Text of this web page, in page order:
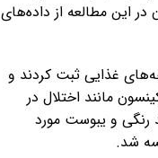
این مطالعه از داده‌های
غذایی ثبت کردند و
مانند اختلال در
رنگی و یبوست مورد
شد.